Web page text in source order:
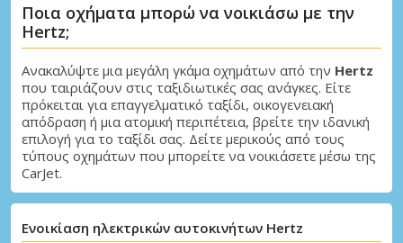
Ποια οχήματα μπορώ να νοικιάσω με την
Hertz;
Ανακαλύψτε μια μεγάλη γκάμα οχημάτων από την Hertz
που ταιριάζουν στις ταξιδιωτικές σας ανάγκες. Είτε
πρόκειται για επαγγελματικό ταξίδι, οικογενειακή
απόδραση ή μια ατομική περιπέτεια, βρείτε την ιδανική
επιλογή για το ταξίδι σας. Δείτε μερικούς από τους
τύπους οχημάτων που μπορείτε να νοικιάσετε μέσω της
CarJet.
Ενοικίαση ηλεκτρικών αυτοκινήτων Hertz